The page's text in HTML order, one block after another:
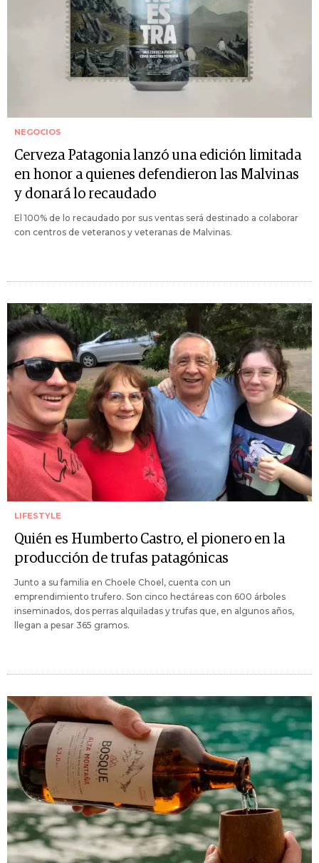
NEGOCIOS
Cerveza Patagonia lanzó una edición limitada
en honor a quienes defendieron las Malvinas
y donará lo recaudado
El 100% de lo recaudado por sus ventas será destinado a colaborar
con centros de veteranos y veteranas de Malvinas.
LIFESTYLE
Quién es Humberto Castro, el pionero en la
producción de trufas patagónicas
Junto a su familia en Choele Choel, cuenta con un
emprendimiento trufero. Son cinco hectáreas con 600 árboles
inseminados, dos perras alquiladas y trufas que, en algunos años,
llegan a pesar 365 gramos.